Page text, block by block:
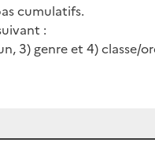
cumulatifs.
:
3) genre et 4) classe/